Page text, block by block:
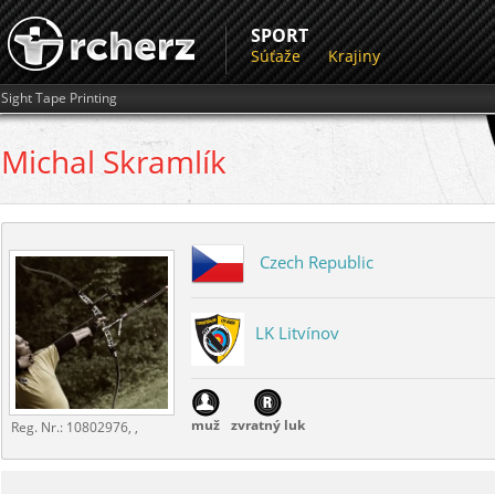
SPORT
Súťaže Krajiny
Sight Tape Printing
Michal Skramlík
Reg. Nr.: 10802976, ,
Czech Republic
LK Litvínov
muž zvratný luk